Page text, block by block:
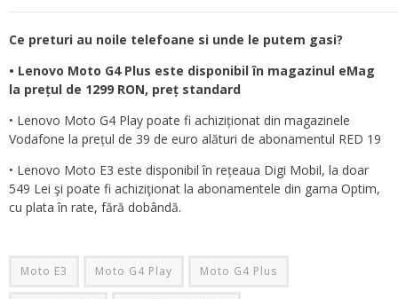
Ce preturi au noile telefoane si unde le putem gasi?
• Lenovo Moto G4 Plus este disponibil în magazinul eMag
la prețul de 1299 RON, preț standard
• Lenovo Moto G4 Play poate fi achiziționat din magazinele
Vodafone la prețul de 39 de euro alături de abonamentul RED 19
• Lenovo Moto E3 este disponibil în rețeaua Digi Mobil, la doar
549 Lei şi poate fi achiziţionat la abonamentele din gama Optim,
cu plata în rate, fără dobândă.
Moto E3 Moto G4 Play Moto G4 Plus